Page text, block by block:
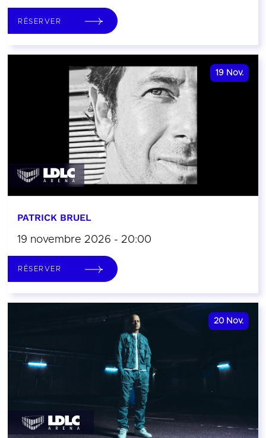
RÉSERVER
19 Nov.
PATRICK BRUEL
19 novembre 2026 - 20:00
RÉSERVER
20 Nov.